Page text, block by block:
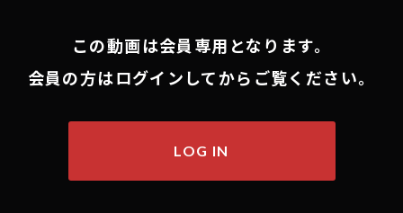
この動画は会員専用となります。
会員の方はログインしてからご覧ください。
LOG IN